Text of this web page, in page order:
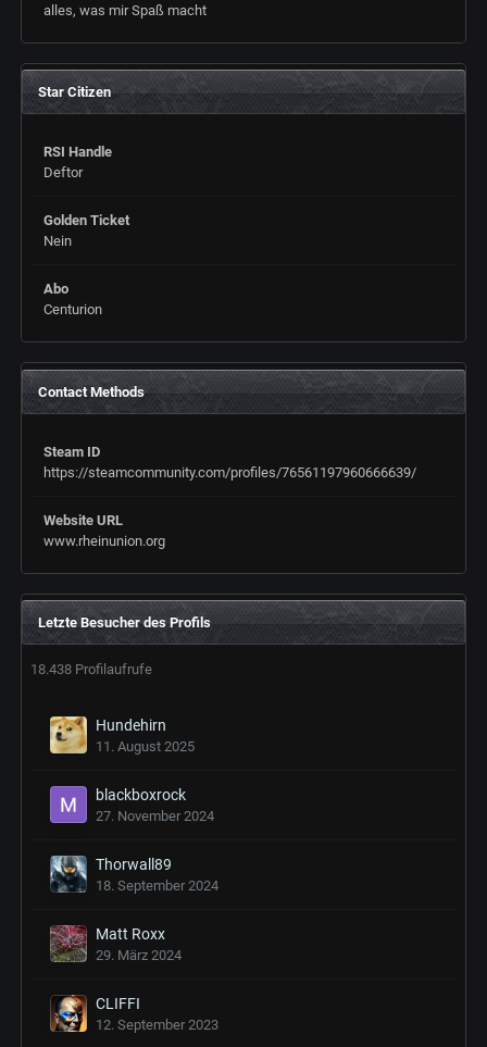
alles, was mir Spaß macht
Star Citizen
RSI Handle
Deftor
Golden Ticket
Nein
Abo
Centurion
Contact Methods
Steam ID
https://steamcommunity.com/profiles/76561197960666639/
Website URL
www.rheinunion.org
Letzte Besucher des Profils
18.438 Profilaufrufe
Hundehirn
11. August 2025
blackboxrock
27. November 2024
Thorwall89
18. September 2024
Matt Roxx
29. März 2024
CLIFFI
12. September 2023